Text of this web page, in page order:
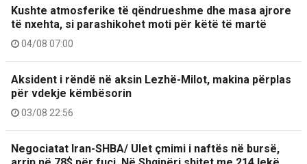
Kushte atmosferike të qëndrueshme dhe masa ajrore
të nxehta, si parashikohet moti për këtë të martë
04/08 07:00
Aksident i rëndë në aksin Lezhë-Milot, makina përplas
për vdekje këmbësorin
03/08 22:56
Negociatat Iran-SHBA/ Ulet çmimi i naftës në bursë,